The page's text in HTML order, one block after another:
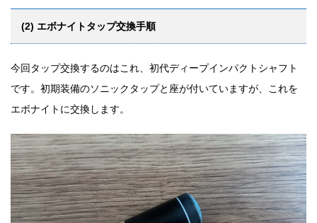
(2) エボナイトタップ交換手順
今回タップ交換するのはこれ、初代ディープインパクトシャフト
です。初期装備のソニックタップと座が付いていますが、これを
エボナイトに交換します。